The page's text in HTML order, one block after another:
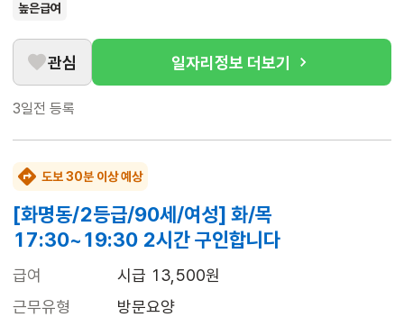
높은급여
관심 일자리정보 더보기
3일전 등록
도보 30분 이상 예상
[화명동/2등급/90세/여성] 화/목
17:30~19:30 2시간 구인합니다
급여
시급 13,500원
근무유형
방문요양